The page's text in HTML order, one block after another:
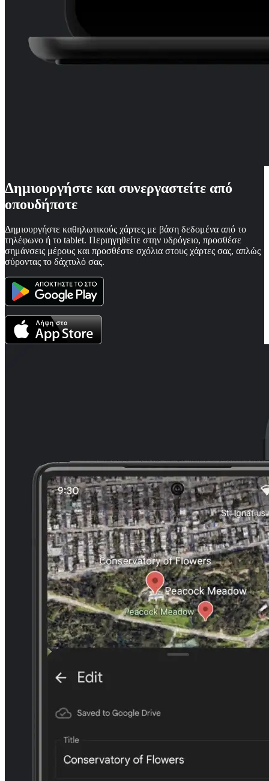
Δημιουργήστε και συνεργαστείτε από
οπουδήποτε
Δημιουργήστε καθηλωτικούς χάρτες με βάση δεδομένα από το
τηλέφωνο ή το tablet. Περιηγηθείτε στην υδρόγειο, προσθέσε
σημάνσεις μέρους και προσθέστε σχόλια στους χάρτες σας, απλώς
σύροντας το δάχτυλό σας.